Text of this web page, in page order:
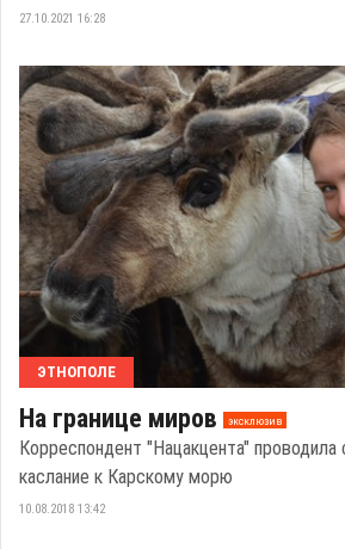
27.10.2021 16:28
ЭТНОПОЛЕ
На границе миров эксклюзив
Корреспондент "Нацакцента"
каслание к Карскому морю
10.08.2018 13:42